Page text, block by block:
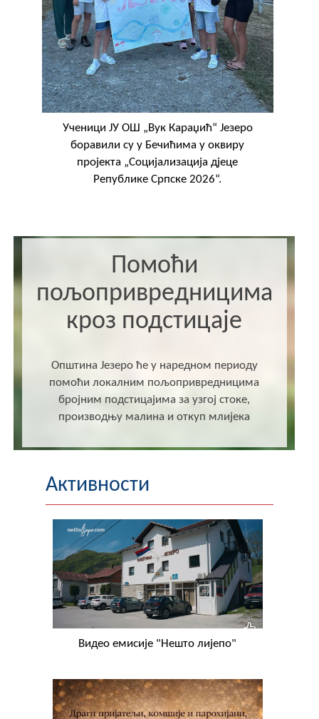
Ученици ЈУ ОШ „Вук Караџић“ Језеро
боравили су у Бечићима у оквиру
пројекта „Социјализација дјеце
Републике Српске 2026“.
Помоћи
пољопривредницима
кроз подстицаје
Општина Језеро ће у наредном периоду
помоћи локалним пољопривредницима
бројним подстицајима за узгој стоке,
производњу малина и откуп млијека
Активности
Видео емисије "Нешто лијепо"